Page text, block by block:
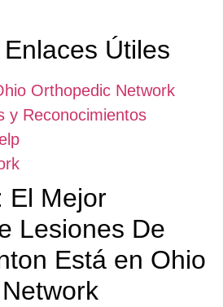
Útiles
Orthopedic Network
y Reconocimientos
El Mejor
Lesiones De
Está en Ohio